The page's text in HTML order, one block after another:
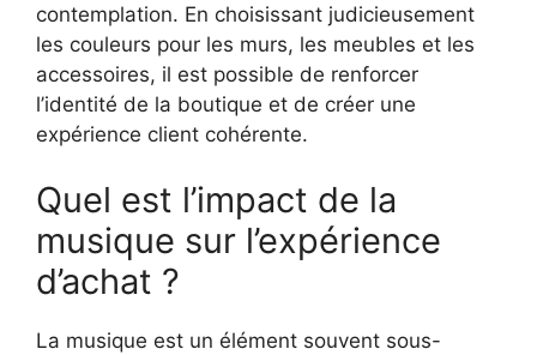
contemplation. En choisissant judicieusement
les couleurs pour les murs, les meubles et les
accessoires, il est possible de renforcer
l’identité de la boutique et de créer une
expérience client cohérente.
Quel est l’impact de la
musique sur l’expérience
d’achat ?
La musique est un élément souvent sous-